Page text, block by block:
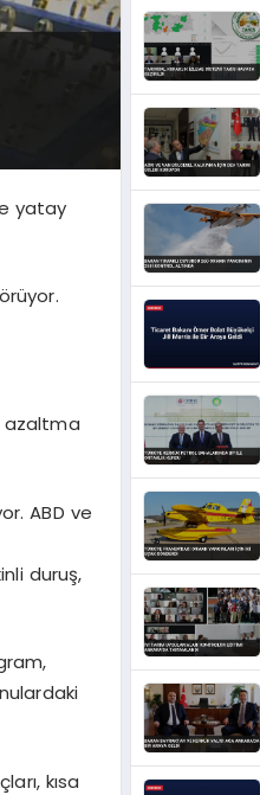
yatay
azaltma
ABD ve
duruş,
kısa